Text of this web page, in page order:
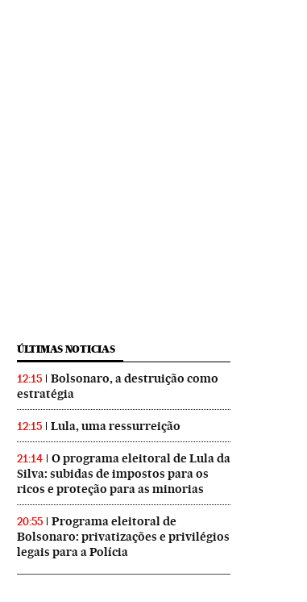
ÚLTIMAS NOTICIAS
12:15
Bolsonaro, a destruição como
estratégia
12:15 Lula, uma ressurreição
21:14
O programa eleitoral de Lula da
Silva: subidas de impostos para os
ricos e proteção para as minorias
20:55
Programa eleitoral de
Bolsonaro: privatizações e privilégios
legais para a Polícia